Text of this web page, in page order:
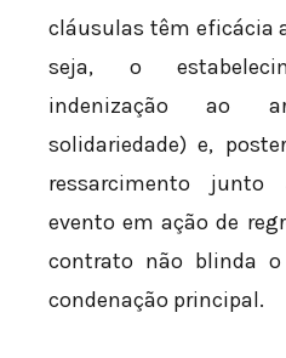
cláusulas têm eficácia
seja, o
indenização ao
solidariedade) e,
ressarcimento
evento em ação de
contrato não blinda o
condenação principal.